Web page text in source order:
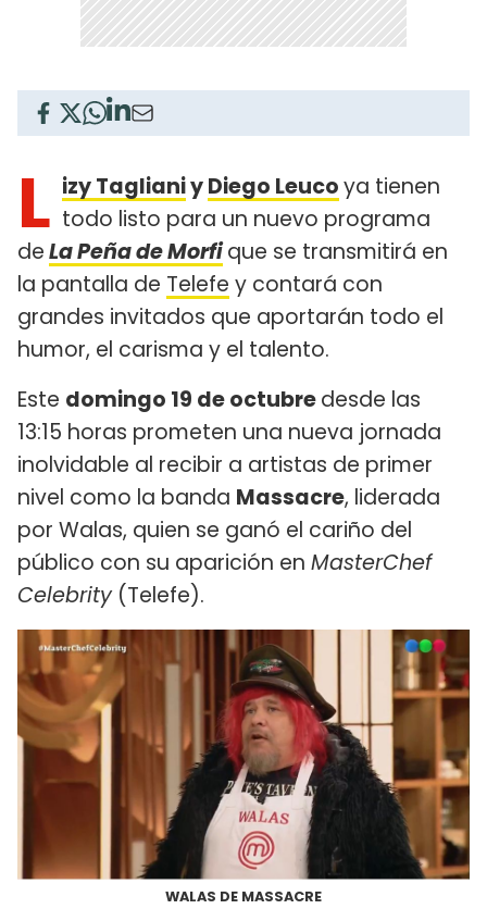
L izy TaglianiyDiego Leucoya tienen
todo listo para un nuevo programa
deLa Peña de Morfique se transmitirá en
la pantalla de Telefe y contará con
grandes invitados que aportarán todo el
humor, el carisma y el talento.
Este domingo 19 de octubredesde las
13:15 horas prometen una nueva jornada
inolvidable al recibir a artistas de primer
nivel como la banda Massacre, liderada
por Walas, quien se ganó el cariño del
público con su aparición en MasterChef
Celebrity(Telefe).
WALAS DE MASSACRE